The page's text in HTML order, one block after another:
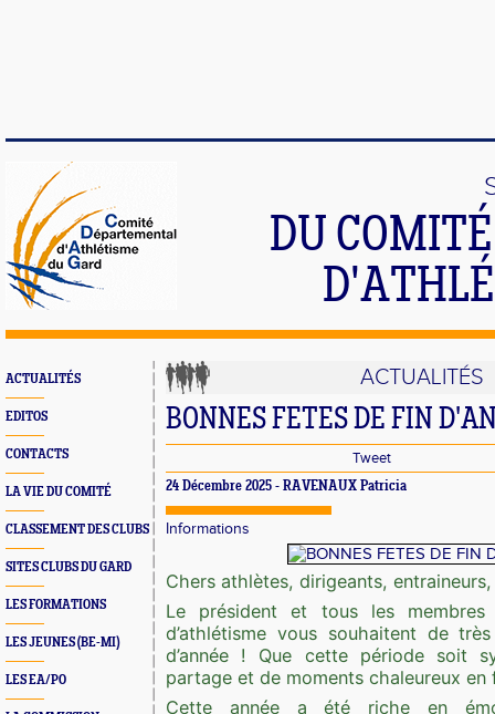
DU
ACTUALITÉS
EDITOS
CONTACTS
LA VIE DU COMITÉ
CLASSEMENT DES CLUBS
SITES CLUBS DU GARD
LES FORMATIONS
LES JEUNES (BE-MI)
LES EA/PO
ACTUALITÉS
BONNES FETES DE FIN
Tweet
24 Décembre 2025 - RAVENAUX Patricia
Informations
Chers athlètes, dirigeants,
Le président et tous les
d’athlétisme vous souhaitent de
d’année ! Que cette période soit
partage et de moments chaleureux en
Cette année a été riche en